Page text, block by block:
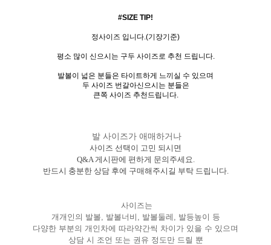
#SIZE TIP!
정사이즈 입니다.(기장기준)
평소 많이 신으시는 구두 사이즈로 추천 드립니다.
발볼이 넓은 분들은 타이트하게 느끼실 수 있으며
두 사이즈 번갈아신으시는 분들은
큰쪽 사이즈 추천드립니다.
발 사이즈가 애매하거나
사이즈 선택이 고민 되시면
Q&A 게시판에 편하게 문의주세요.
반드시 충분한 상담 후에 구매해주시길 부탁 드립니다.
사이즈는
개개인의 발볼, 발볼너비, 발볼둘레, 발등높이 등
다양한 부분의 개인차에 따라약간씩 차이가 있을 수 있으며
상담 시 조언 또는 권유 정도만 드릴 뿐